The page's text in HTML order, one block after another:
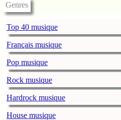
Genres
Top 40 musique
Français musique
Pop musique
Rock musique
Hardrock musique
House musique